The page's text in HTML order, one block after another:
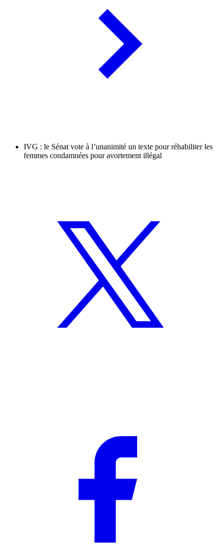
IVG : le Sénat vote à l’unanimité un texte pour réhabiliter les
femmes condamnées pour avortement illégal